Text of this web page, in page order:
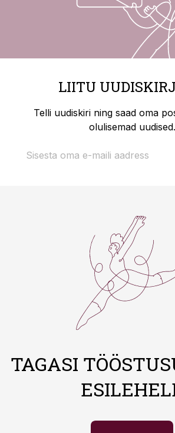
LIITU
Telli uudiskiri ning saad oma
olulisemad uudised.
TAGASI